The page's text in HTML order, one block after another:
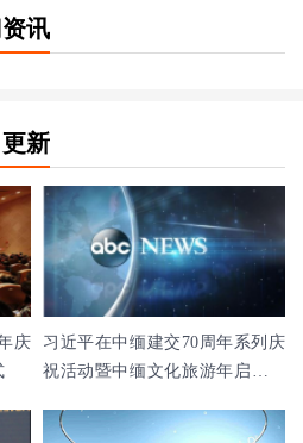
讯
新
庆
习近平在中缅建交70周年系列庆
祝活动暨中缅文化旅游年启动仪